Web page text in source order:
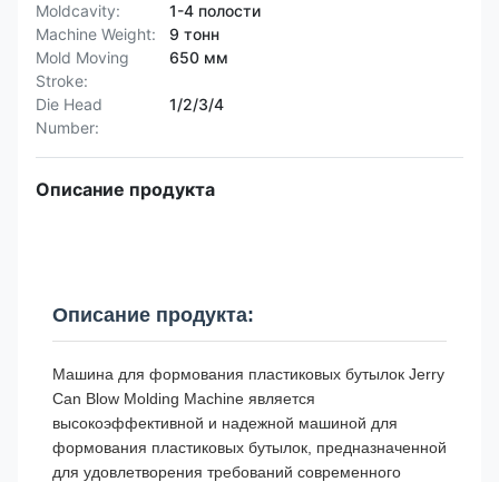
Moldcavity:
1-4 полости
Machine Weight:
9 тонн
Mold Moving
Stroke:
650 мм
Die Head
Number:
1/2/3/4
Описание продукта
Описание продукта:
Машина для формования пластиковых бутылок Jerry
Can Blow Molding Machine является
высокоэффективной и надежной машиной для
формования пластиковых бутылок, предназначенной
для удовлетворения требований современного